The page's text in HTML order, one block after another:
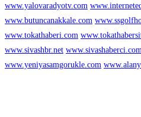
www.yalovaradyotv.com
www.butuncanakkale.com
www.tokathaberi.com
www.sivashbr.net www.sivashaberci.com
www.yeniyasamgorukle.com